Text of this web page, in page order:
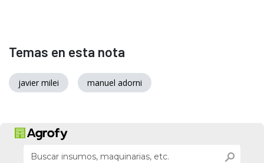
Temas en esta nota
javier milei manuel adorni